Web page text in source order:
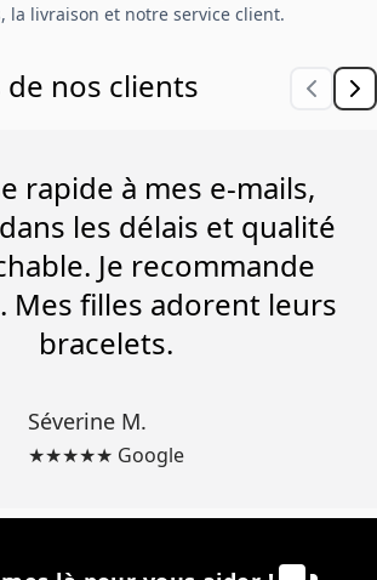
la livraison et notre service client.
de nos clients
rapide à mes e-mails,
les délais et qualité
Je recommande
Mes filles adorent leurs
bracelets.
Séverine M.
★★★★★ Google